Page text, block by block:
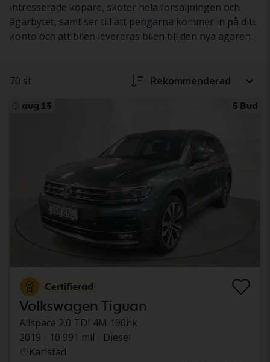
intresserade köpare, sköter hela försäljningen och
ägarbytet, samt ser till att pengarna kommer in på ditt
konto och att bilen levereras bilen till den nya ägaren.
70 st Rekommenderad
aug 13 5 Bud
Certifierad
Volkswagen Tiguan
Allspace 2.0 TDI 4M 190hk
2019
10 991 mil
Diesel
Karlstad